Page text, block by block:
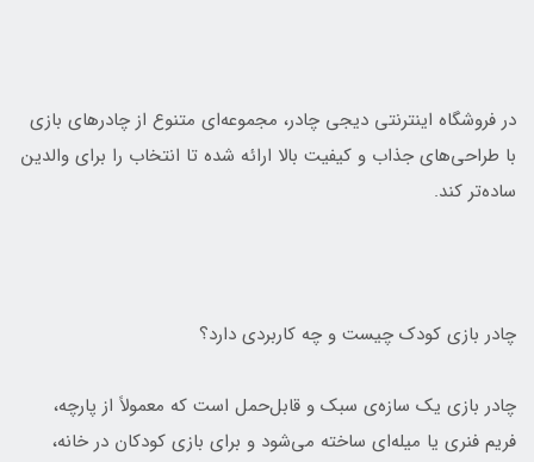
در فروشگاه اینترنتی دیجی چادر، مجموعه‌ای متنوع از چادرهای بازی
با طراحی‌های جذاب و کیفیت بالا ارائه شده تا انتخاب را برای والدین
ساده‌تر کند.
چادر بازی کودک چیست و چه کاربردی دارد؟
چادر بازی یک سازه‌ی سبک و قابل‌حمل است که معمولاً از پارچه،
فریم فنری یا میله‌ای ساخته می‌شود و برای بازی کودکان در خانه،